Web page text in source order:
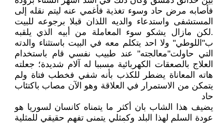
فأصابه مرض حاد وسوء تغذية فأغمي عنه ليتم نقله إلى
المستشفى واستدعاء والديه اللذان قبلا برجوعه للبيت
.لكن مازال يشكو سوء المعاملة من أبيه الذي يلقبه
ب"اللوطي" ولا احد يتكلم معه في البيت باستثناء والدته
التي حاولت"معالجته" عند طبيب نفسي قام باستخدام
العلاج بالصعقات الكهربائية مسببا له آلام شديدة؛ جعلته
هاته المعاناة يضطر للكذب بأنه شفي فخطب فتاة ولم
يتمكن من الاستمرار في العلاقة وهو الآن مصاب باكتئاب
حاد
يضيف هذا الشاب بان أكثر ما يتمناه كانسان لسوريا هو
عودة السلم لهذا البلد وكمثلي يتمنى تفهم حقيقي للمثلية